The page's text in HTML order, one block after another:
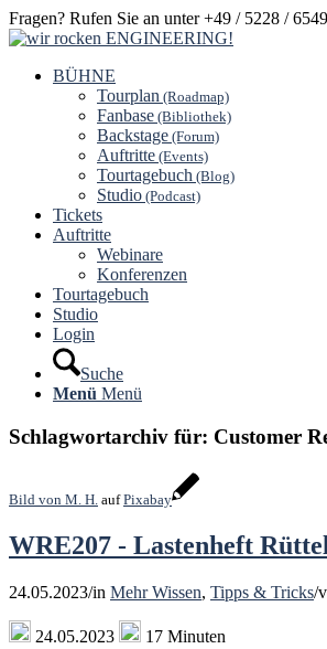
Fragen? Rufen Sie an unter +49 / 5228 /
BÜHNE
Tourplan (Roadmap)
Fanbase (Bibliothek)
Backstage (Forum)
Auftritte (Events)
Tourtagebuch (Blog)
Studio (Podcast)
Tickets
Auftritte
Webinare
Konferenzen
Tourtagebuch
Studio
Login
Suche
Menü Menü
Schlagwortarchiv für: Customer
Bild von M. H. aufPixabay
WRE207 - Lastenheft
24.05.2023/in Mehr Wissen, Tipps & Tricks/
24.05.2023
17 Minuten